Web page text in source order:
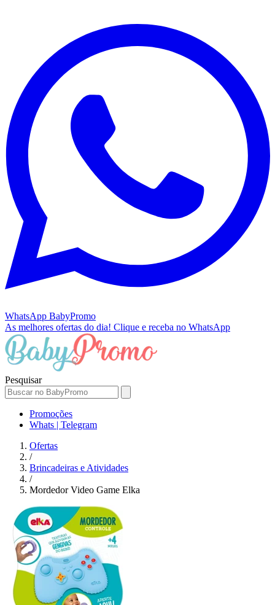
WhatsApp BabyPromo
As melhores ofertas do dia! Clique e receba no WhatsApp
Pesquisar
Promoções
Whats | Telegram
Ofertas
/
Brincadeiras e Atividades
/
Mordedor Video Game Elka